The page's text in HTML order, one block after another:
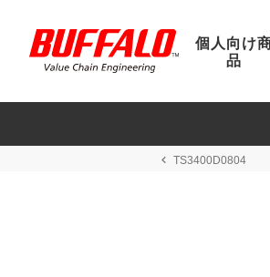
個人向け
品
TS3400D0804